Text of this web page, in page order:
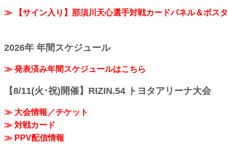
≫ 【サイン入り】那須川天心選手対戦カードパネル＆ポス
2026年 年間スケジュール
≫ 発表済み年間スケジュールはこちら
【8/11(火･祝)開催】RIZIN.54 トヨタアリーナ大会
≫ 大会情報／チケット
≫ 対戦カード
≫ PPV配信情報